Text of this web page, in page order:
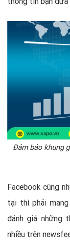
Đảm bảo khung
Facebook cũng
tại thì phải
đánh giá những
nhiều trên